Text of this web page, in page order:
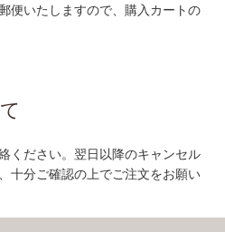
便いたしますので、購入カートの
ください。翌日以降のキャンセル
十分ご確認の上でご注文をお願い